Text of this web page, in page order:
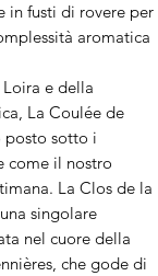
in fusti di rovere per
aromatica
e della
La Coulée de
posto sotto i
come il nostro
La Clos de la
singolare
nel cuore della
che gode di